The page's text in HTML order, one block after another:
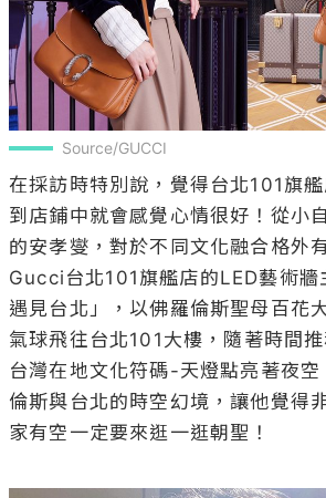
Source/GUCCI
在採訪時特別說，覺得台北101旗
到店鋪中就會感覺心情很好！從小
的安孝燮，對於不同文化融合格外
Gucci台北101旗艦店的LED藝術牆
遇見台北」，以佛羅倫斯聖母百花
氣球飛往台北101大樓，隨著時間
台灣在地文化符碼-天燈點亮著夜
倫斯與台北的時空幻境，讓他覺得
家有空一定要來逛一逛朝聖！